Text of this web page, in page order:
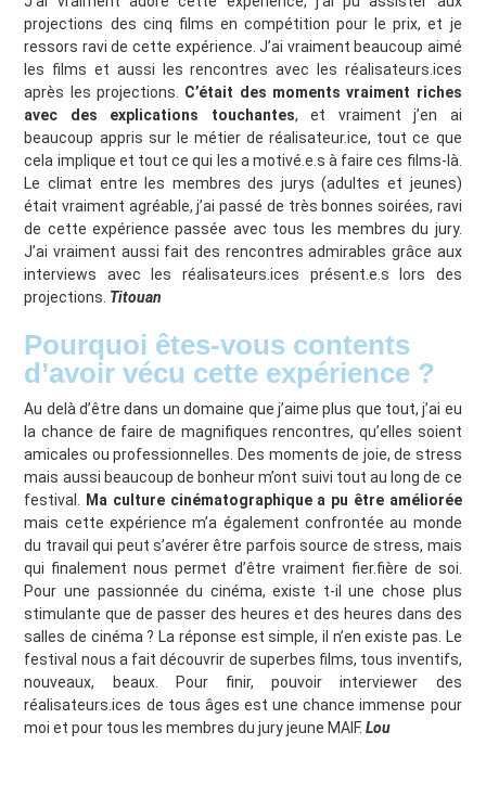
projections des cinq films en compétition pour le prix, et je
ressors ravi de cette expérience. J’ai vraiment beaucoup aimé
les films et aussi les rencontres avec les réalisateurs.ices
après les projections. C’était des moments vraiment riches
avec des explications touchantes, et vraiment j’en ai
beaucoup appris sur le métier de réalisateur.ice, tout ce que
cela implique et tout ce qui les a motivé.e.s à faire ces films-là.
Le climat entre les membres des jurys (adultes et jeunes)
était vraiment agréable, j’ai passé de très bonnes soirées, ravi
de cette expérience passée avec tous les membres du jury.
J’ai vraiment aussi fait des rencontres admirables grâce aux
interviews avec les réalisateurs.ices présent.e.s lors des
projections. Titouan
Pourquoi êtes-vous contents
d’avoir vécu cette expérience ?
Au delà d’être dans un domaine que j’aime plus que tout, j’ai eu
la chance de faire de magnifiques rencontres, qu’elles soient
amicales ou professionnelles. Des moments de joie, de stress
mais aussi beaucoup de bonheur m’ont suivi tout au long de ce
festival.
Ma culture cinématographique a pu être améliorée
mais cette expérience m’a également confrontée au monde
du travail qui peut s’avérer être parfois source de stress, mais
qui finalement nous permet d’être vraiment fier.fière de soi.
Pour une passionnée du cinéma, existe t-il une chose plus
stimulante que de passer des heures et des heures dans des
salles de cinéma ? La réponse est simple, il n’en existe pas. Le
festival nous a fait découvrir de superbes films, tous inventifs,
nouveaux, beaux. Pour finir, pouvoir interviewer des
réalisateurs.ices de tous âges est une chance immense pour
moi et pour tous les membres du jury jeune MAIF.Lou